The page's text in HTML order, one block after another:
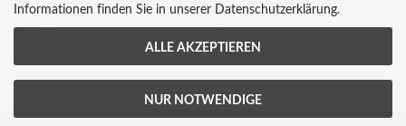
Versandkosten
Lieferzeiten
Kreditkarte
Bar (im Geschäft)
Informationen finden Sie in unserer Datenschutzerklärung.
ALLE AKZEPTIEREN
NUR NOTWENDIGE